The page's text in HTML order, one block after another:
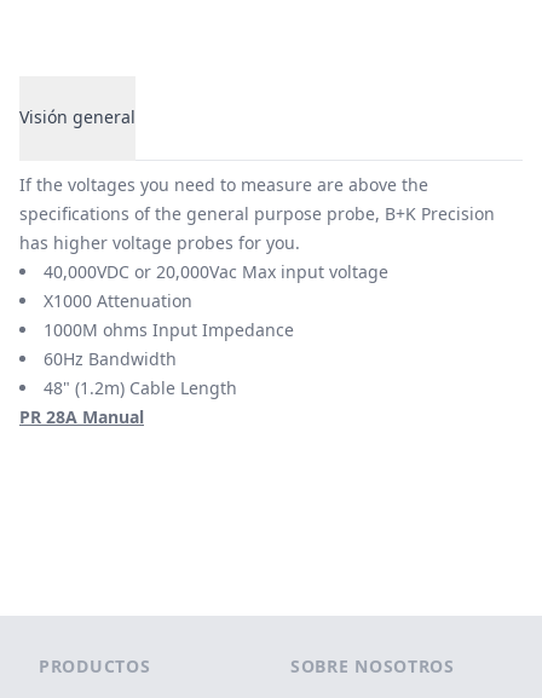
Visión general
Visión general
If the voltages you need to measure are above the
specifications of the general purpose probe, B+K Precision
has higher voltage probes for you.
40,000VDC or 20,000Vac Max input voltage
X1000 Attenuation
1000M ohms Input Impedance
60Hz Bandwidth
48" (1.2m) Cable Length
PR 28A Manual
PRODUCTOS SOBRE NOSOTROS